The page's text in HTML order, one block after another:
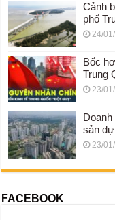
Cảnh
phố
24/
Bốc
Trung
23/
Doanh
sản
23/
FACEBOOK